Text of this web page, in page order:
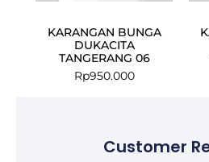
KARANGAN BUNGA
DUKACITA
TANGERANG 06
Rp950.000
Customer